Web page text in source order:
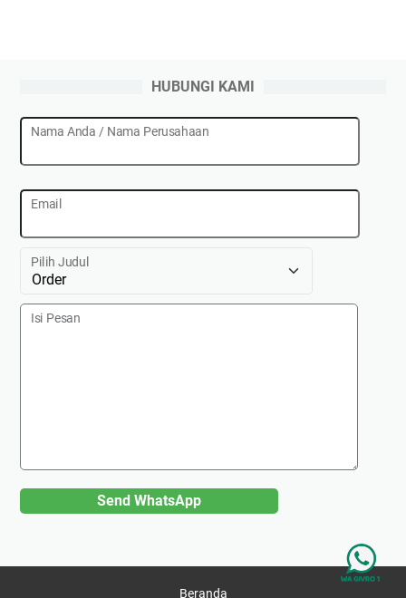
HUBUNGI KAMI
Nama Anda / Nama Perusahaan
Email
Pilih Judul
Isi Pesan
Send WhatsApp
Beranda